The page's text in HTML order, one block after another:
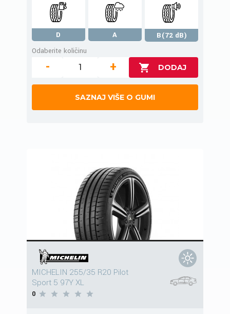
D A
B(72 dB)
Odaberite količinu
- +
SAZNAJ VIŠE O GUMI
MICHELIN 255/35 R20 Pilot
Sport 5 97Y XL
0